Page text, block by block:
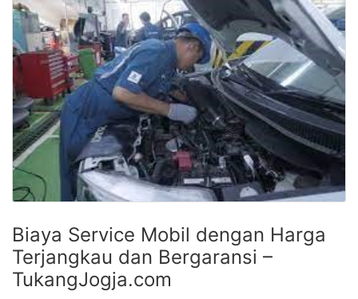
Biaya Service Mobil dengan Harga
Terjangkau dan Bergaransi –
TukangJogja.com